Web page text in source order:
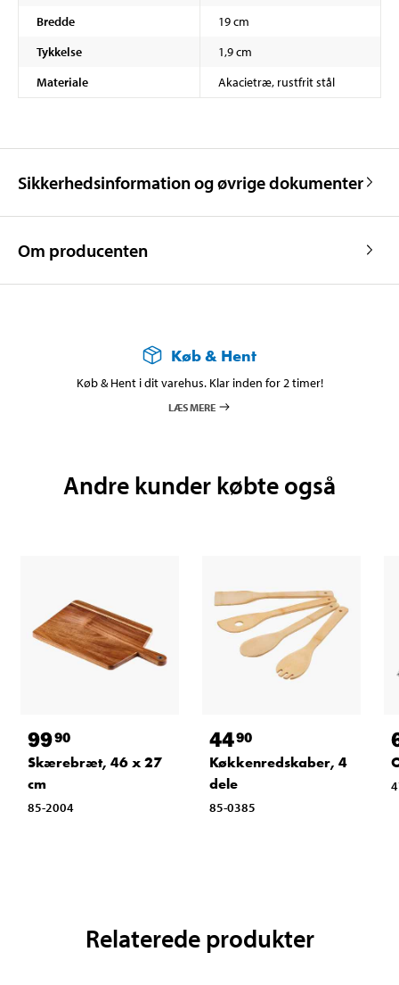
Bredde
19 cm
Tykkelse
1,9 cm
Materiale
Akacietræ, rustfrit stål
Sikkerhedsinformation og øvrige dokumenter
Om producenten
Køb & Hent
Køb & Hent i dit varehus. Klar inden for 2 timer!
LÆS MERE
Andre kunder købte også
9990
Skærebræt, 46 x 27
cm
85-2004
4490
Køkkenredskaber, 4
dele
85-0385
Relaterede produkter